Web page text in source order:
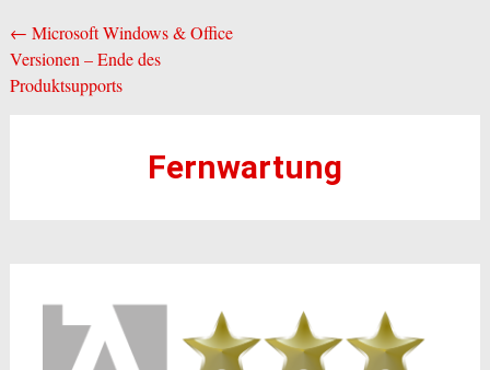
Beitragsnavigation
← Microsoft Windows & Office
Versionen – Ende des
Produktsupports
Fernwartung